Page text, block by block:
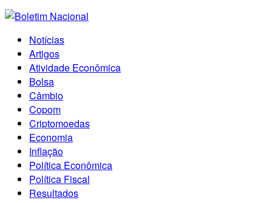
Notícias
Artigos
Atividade Econômica
Bolsa
Câmbio
Copom
Criptomoedas
Economia
Inflação
Política Econômica
Política Fiscal
Resultados